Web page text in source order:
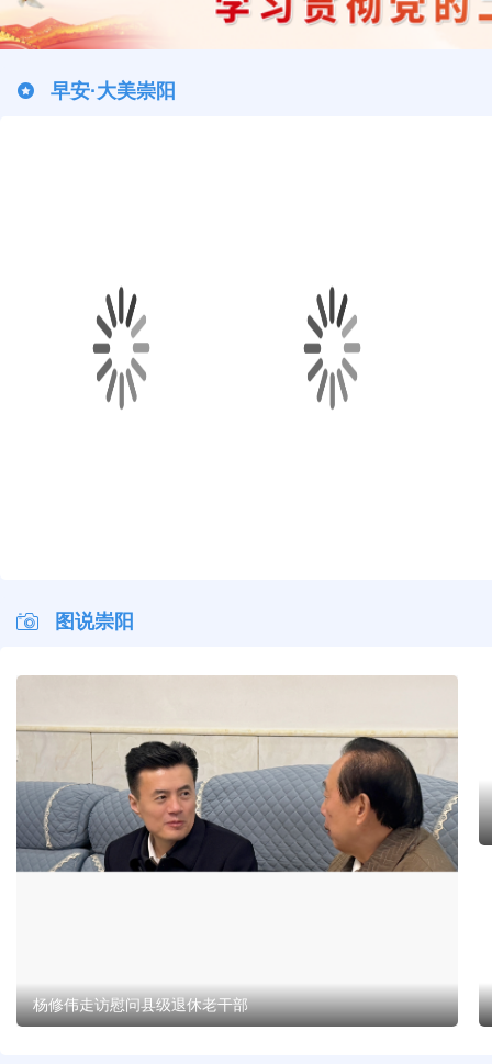
早安·大美崇阳
图说崇阳
杨修伟走访慰问县级退休老干部